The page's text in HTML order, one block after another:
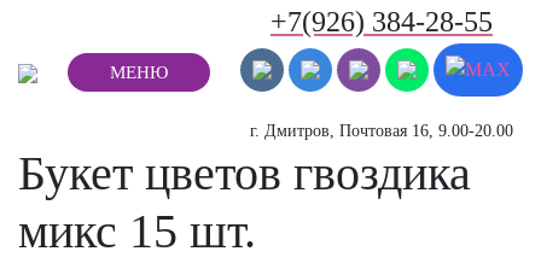
МЕНЮ
+7(926) 384-28-55
г. Дмитров, Почтовая 16, 9.00-20.00
Букет цветов гвоздика
микс 15 шт.